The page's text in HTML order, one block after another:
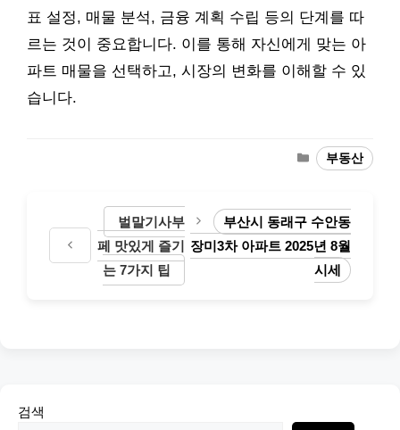
표 설정, 매물 분석, 금융 계획 수립 등의 단계를 따
르는 것이 중요합니다. 이를 통해 자신에게 맞는 아
파트 매물을 선택하고, 시장의 변화를 이해할 수 있
습니다.
Categories
부동산
벌말기사부
페 맛있게 즐기
는 7가지 팁
부산시 동래구 수안동
장미3차 아파트 2025년 8월
시세
검색